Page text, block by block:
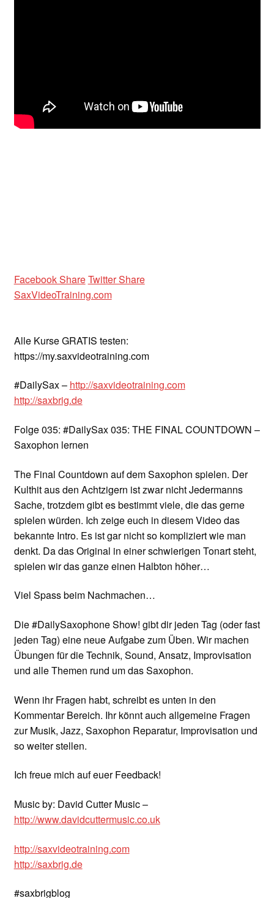
WORKSHOP
Facebook ShareTwitter Share
SaxVideoTraining.com
Alle Kurse GRATIS testen:
https://my.saxvideotraining.com
#DailySax – http://saxvideotraining.com
http://saxbrig.de
Folge 035: #DailySax 035: THE FINAL COUNTDOWN –
Saxophon lernen
The Final Countdown auf dem Saxophon spielen. Der
Kulthit aus den Achtzigern ist zwar nicht Jedermanns
Sache, trotzdem gibt es bestimmt viele, die das gerne
spielen würden. Ich zeige euch in diesem Video das
bekannte Intro. Es ist gar nicht so kompliziert wie man
denkt. Da das Original in einer schwierigen Tonart steht,
spielen wir das ganze einen Halbton höher…
Viel Spass beim Nachmachen…
Die #DailySaxophone Show! gibt dir jeden Tag (oder fast
jeden Tag) eine neue Aufgabe zum Üben. Wir machen
Übungen für die Technik, Sound, Ansatz, Improvisation
und alle Themen rund um das Saxophon.
Wenn ihr Fragen habt, schreibt es unten in den
Kommentar Bereich. Ihr könnt auch allgemeine Fragen
zur Musik, Jazz, Saxophon Reparatur, Improvisation und
so weiter stellen.
Ich freue mich auf euer Feedback!
Music by: David Cutter Music –
http://www.davidcuttermusic.co.uk
http://saxvideotraining.com
http://saxbrig.de
#saxbrigblog